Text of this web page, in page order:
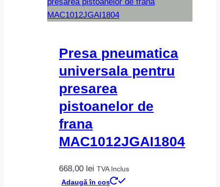
Presa pneumatica
universala pentru
presarea
pistoanelor de
frana
MAC1012JGAI1804
668,00 lei TVA Inclus
Adaugă în coș